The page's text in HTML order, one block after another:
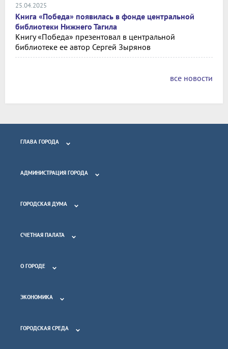
25.04.2025
Книга «Победа» появилась в фонде центральной
библиотеки Нижнего Тагила
Книгу «Победа» презентовал в центральной
библиотеке ее автор Сергей Зырянов
все новости
ГЛАВА ГОРОДА
АДМИНИСТРАЦИЯ ГОРОДА
ГОРОДСКАЯ ДУМА
СЧЕТНАЯ ПАЛАТА
О ГОРОДЕ
ЭКОНОМИКА
ГОРОДСКАЯ СРЕДА